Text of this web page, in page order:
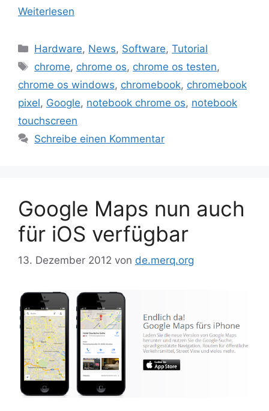
Weiterlesen
Kategorien
Hardware, News, Software,Tutorial
Schlagwörter
chrome, chrome os, chrome os testen,
chrome os windows, chromebook, chromebook
pixel, Google, notebook chrome os, notebook
touchscreen
Schreibe einen Kommentar
Google Maps nun auch
für iOS verfügbar
13. Dezember 2012 von de.merq.org